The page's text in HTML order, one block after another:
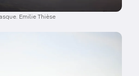
Emilie Thièse